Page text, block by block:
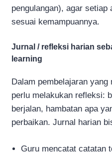
pengulangan), agar setiap
sesuai kemampuannya.
Jurnal / refleksi harian
learning
Dalam pembelajaran
perlu melakukan refleksi:
berjalan, hambatan apa
perbaikan. Jurnal harian
Guru mencatat catatan